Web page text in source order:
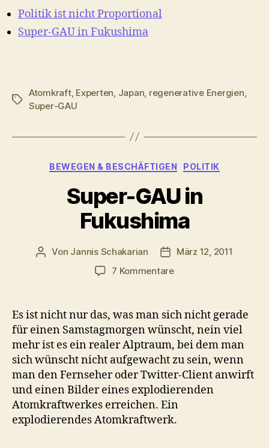
Politik ist nicht Proportional
Super-GAU in Fukushima
Schlagwörter
Atomkraft, Experten, Japan, regenerative Energien,
Super-GAU
Kategorien
BEWEGEN & BESCHÄFTIGEN POLITIK
Super-GAU in
Fukushima
Beitragsautor
Von Jannis Schakarian Veröffentlichungsdatum
März 12, 2011
7 Kommentarezu
in
Fukushima
Es ist nicht nur das, was man sich nicht gerade
für einen Samstagmorgen wünscht, nein viel
mehr ist es ein realer Alptraum, bei dem man
sich wünscht nicht aufgewacht zu sein, wenn
man den Fernseher oder Twitter-Client anwirft
und einen Bilder eines explodierenden
Atomkraftwerkes erreichen. Ein
explodierendes Atomkraftwerk.